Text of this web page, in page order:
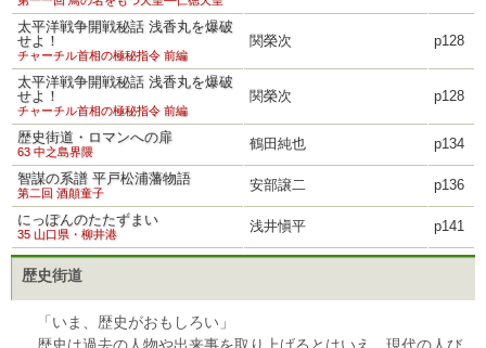
太平洋戦争開戦秘話 浅香丸を爆破
せよ！
チャーチル首相の極秘指令 前編
関榮次 p128
太平洋戦争開戦秘話 浅香丸を爆破
せよ！
チャーチル首相の極秘指令 前編
関榮次 p128
歴史街道・ロマンへの扉
63 中之島界隈 鶴田純也 p134
智謀の系譜 平戸松浦藩物語
第二回 酒顛童子 安部譲二 p136
にっぽんのたたずまい
35 山口県・柳井港 浅井愼平 p141
歴史街道
「いま、歴史がおもしろい」